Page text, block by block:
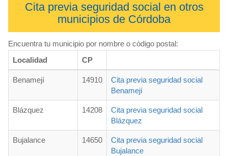
Cita previa seguridad social en otros
municipios de Córdoba
Encuentra tu municipio por nombre o código postal:
Localidad
CP
Benamejí 14910
Cita previa seguridad social
Benamejí
Blázquez 14208
Cita previa seguridad social
Blázquez
Bujalance 14650
Cita previa seguridad social
Bujalance